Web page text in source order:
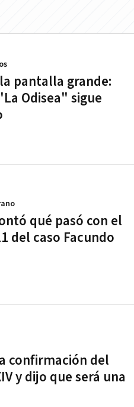
pantalla grande:
Odisea" sigue
qué pasó con el
del caso Facundo
confirmación del
y dijo que será una